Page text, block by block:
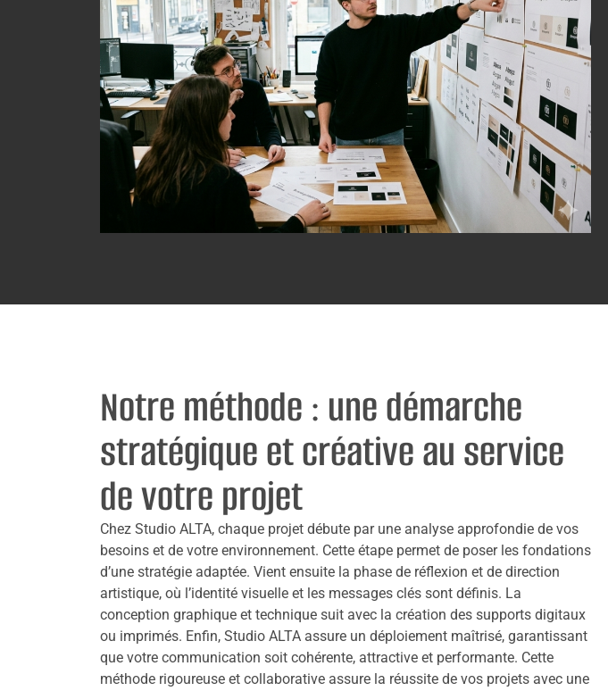
Notre méthode : une démarche
stratégique et créative au service
de votre projet
Chez Studio ALTA, chaque projet débute par une analyse approfondie de vos
besoins et de votre environnement. Cette étape permet de poser les fondations
d’une stratégie adaptée. Vient ensuite la phase de réflexion et de direction
artistique, où l’identité visuelle et les messages clés sont définis. La
conception graphique et technique suit avec la création des supports digitaux
ou imprimés. Enfin, Studio ALTA assure un déploiement maîtrisé, garantissant
que votre communication soit cohérente, attractive et performante. Cette
méthode rigoureuse et collaborative assure la réussite de vos projets avec une